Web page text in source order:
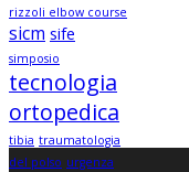
rizzoli elbow course
sicm sife
simposio
tecnologia
ortopedica
tibia traumatologia
del polso urgenza